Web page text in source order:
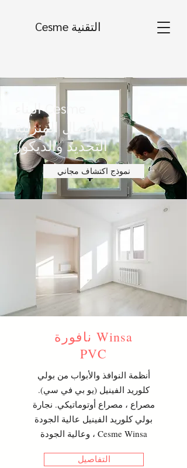
Cesme التقنية
البناء Cesme
الأعمال المنزلية
التجديد والديكور
نموذج اكتشاف مجاني
نافورة Winsa
PVC
أنظمة النوافذ والأبواب من بولي
كلوريد الفينيل (يو بي في سي).
مصراع ، مصراع أوتوماتيكي. نجارة
بولي كلوريد الفينيل عالية الجودة
وعالية الجودة ، Cesme Winsa
التفاصيل